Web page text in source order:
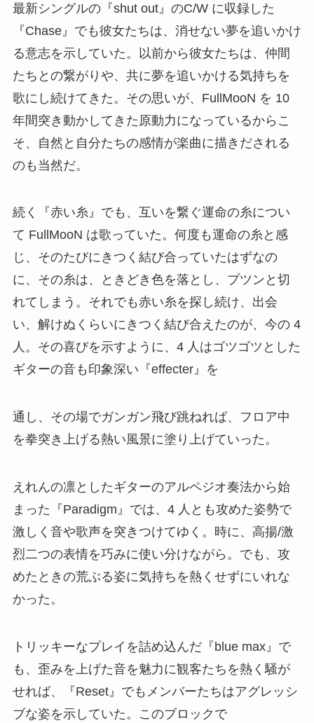
最新シングルの『shut out』のC/W に収録した
『Chase』でも彼女たちは、消せない夢を追いかけ
る意志を示していた。以前から彼女たちは、仲間
たちとの繋がりや、共に夢を追いかける気持ちを
歌にし続けてきた。その思いが、FullMooN を 10
年間突き動かしてきた原動力になっているからこ
そ、自然と自分たちの感情が楽曲に描きだされる
のも当然だ。
続く『赤い糸』でも、互いを繋ぐ運命の糸につい
て FullMooN は歌っていた。何度も運命の糸と感
じ、そのたびにきつく結び合っていたはずなの
に、その糸は、ときどき色を落とし、プツンと切
れてしまう。それでも赤い糸を探し続け、出会
い、解けぬくらいにきつく結び合えたのが、今の 4
人。その喜びを示すように、4 人はゴツゴツとした
ギターの音も印象深い『effecter』を
通し、その場でガンガン飛び跳ねれば、フロア中
を拳突き上げる熱い風景に塗り上げていった。
えれんの凛としたギターのアルペジオ奏法から始
まった『Paradigm』では、4 人とも攻めた姿勢で
激しく音や歌声を突きつけてゆく。時に、高揚/激
烈二つの表情を巧みに使い分けながら。でも、攻
めたときの荒ぶる姿に気持ちを熱くせずにいれな
かった。
トリッキーなプレイを詰め込んだ『blue max』で
も、歪みを上げた音を魅力に観客たちを熱く騒が
せれば、『Reset』でもメンバーたちはアグレッシ
ブな姿を示していた。このブロックで